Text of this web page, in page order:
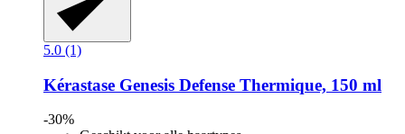
5.0 (1)
Kérastase Genesis Defense Thermique, 150 ml
-30%